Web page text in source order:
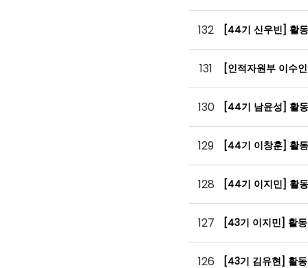
132 [44기 신우빈] 활
131 [인적자원부 이수
130 [44기 남윤성] 활
129 [44기 이창훈] 활
128 [44기 이지민] 활
127 [43기 이지민] 활
126 [43기 김유현] 활